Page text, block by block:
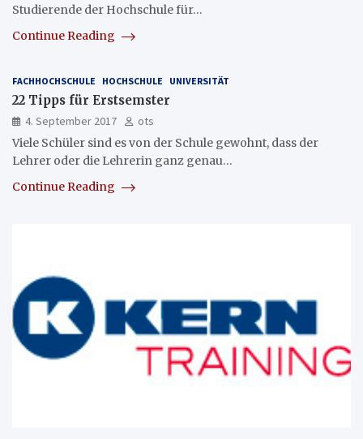
Studierende der Hochschule für…
Continue Reading
FACHHOCHSCHULE HOCHSCHULE UNIVERSITÄT
22 Tipps für Erstsemster
4. September 2017
ots
Viele Schüler sind es von der Schule gewohnt, dass der
Lehrer oder die Lehrerin ganz genau…
Continue Reading